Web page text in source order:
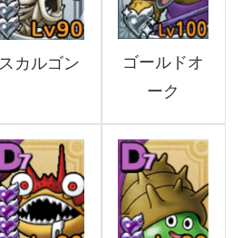
スカルゴン
ゴールドオ
ーク